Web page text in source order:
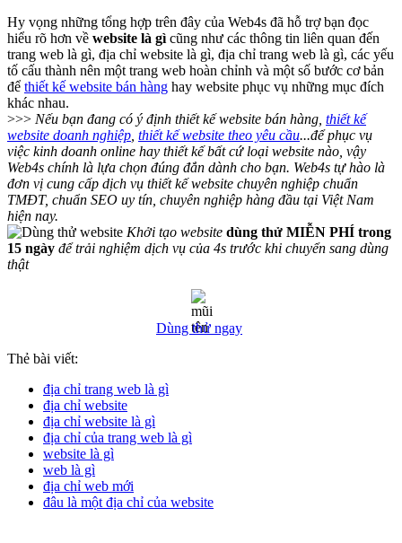
Hy vọng những tổng hợp trên đây của Web4s đã hỗ trợ bạn đọc
hiểu rõ hơn về website là gì cũng như các thông tin liên quan đến
trang web là gì, địa chỉ website là gì, địa chỉ trang web là gì, các yếu
tố cấu thành nên một trang web hoàn chỉnh và một số bước cơ bản
để thiết kế website bán hàng hay website phục vụ những mục đích
khác nhau.
>>> Nếu bạn đang có ý định thiết kế website bán hàng, thiết kế
website doanh nghiệp thiết kế website theo yêu cầu...để phục vụ
việc kinh doanh online hay thiết kế bất cứ loại website nào, vậy
Web4s chính là lựa chọn đúng đắn dành cho bạn. Web4s tự hào là
đơn vị cung cấp dịch vụ thiết kế website chuyên nghiệp chuẩn
TMĐT, chuẩn SEO uy tín, chuyên nghiệp hàng đầu tại Việt Nam
hiện nay.
Khởi tạo website dùng thử MIỄN PHÍ trong
15 ngày để trải nghiệm dịch vụ của 4s trước khi chuyển sang dùng
thật
Dùng thử ngay
Thẻ bài viết:
địa chỉ trang web là gì
địa chỉ website
địa chỉ website là gì
địa chỉ của trang web là gì
website là gì
web là gì
địa chỉ web mới
đâu là một địa chỉ của website